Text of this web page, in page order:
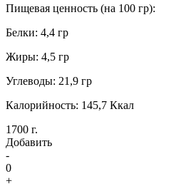
Пищевая ценность (на 100 гр):
Белки: 4,4 гр
Жиры: 4,5 гр
Углеводы: 21,9 гр
Калорийность: 145,7 Ккал
1700 г.
Добавить
-
0
+